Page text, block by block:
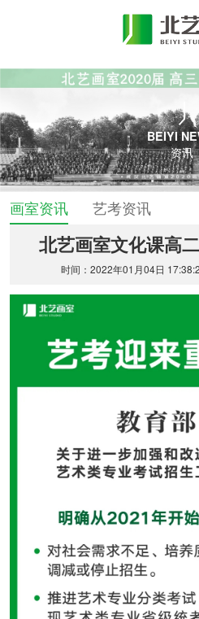
BEIYI
资讯
画室资讯 艺考资讯
北艺画室文化课高
时间：2022年01月04日